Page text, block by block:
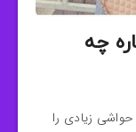
چه
زیادی را